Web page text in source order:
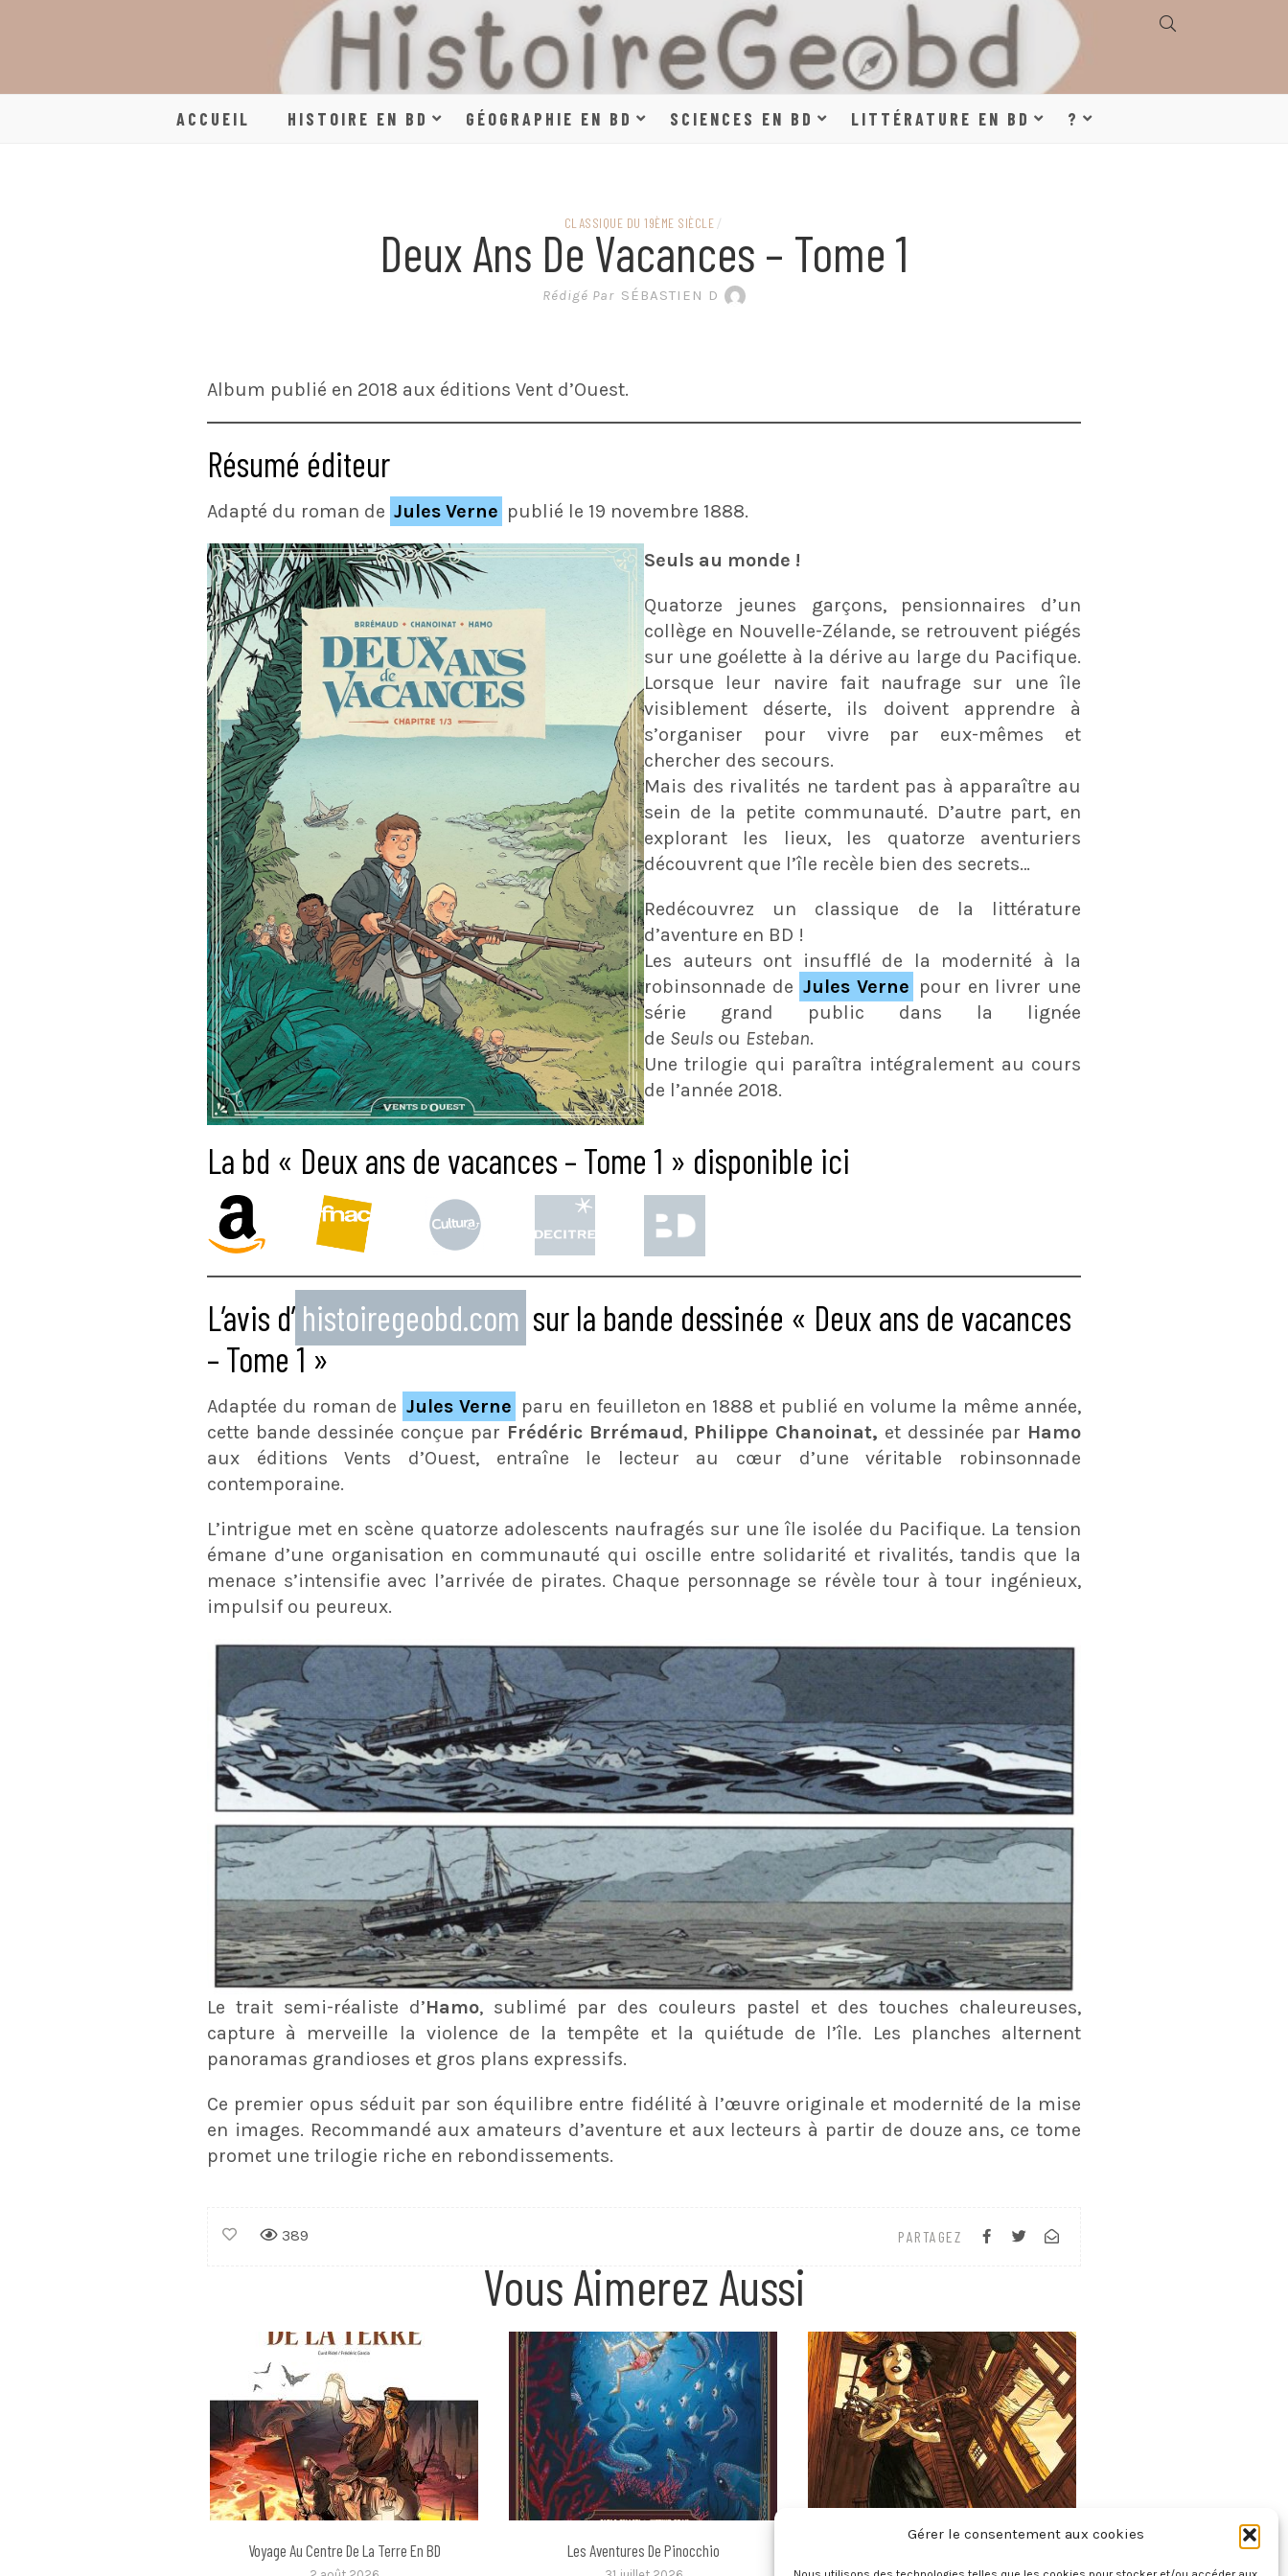
Gérer le consentement aux cookies
HISTOIRE, GÉOGRAPHIE,
SCIENCES, LITTÉRATURE
EN BANDE DESSINÉE
ACCUEIL HISTOIRE EN BD GÉOGRAPHIE EN BD SCIENCES EN BD LITTÉRATURE EN BD ?
CLASSIQUE DU 19ÈME SIÈCLE /
Deux Ans De Vacances – Tome 1
Rédigé Par SÉBASTIEN D
Album publié en 2018 aux éditions Vent d’Ouest.
Résumé éditeur
Adapté du roman de Jules Verne publié le 19 novembre 1888.
Seuls au monde !
Quatorze jeunes garçons, pensionnaires d’un
collège en Nouvelle-Zélande, se retrouvent piégés
sur une goélette à la dérive au large du Pacifique.
Lorsque leur navire fait naufrage sur une île
visiblement déserte, ils doivent apprendre à
s’organiser pour vivre par eux-mêmes et
chercher des secours.
Mais des rivalités ne tardent pas à apparaître au
sein de la petite communauté. D’autre part, en
explorant les lieux, les quatorze aventuriers
découvrent que l’île recèle bien des secrets…
Redécouvrez un classique de la littérature
d’aventure en BD !
Les auteurs ont insufflé de la modernité à la
robinsonnade de Jules Verne pour en livrer une
série grand public dans la lignée
de Seuls ou Esteban.
Une trilogie qui paraîtra intégralement au cours
de l’année 2018.
La bd « Deux ans de vacances – Tome 1 » disponible ici
L’avis d’ histoiregeobd.com sur la bande dessinée « Deux ans de vacances
– Tome 1 »
Adaptée du roman de Jules Verne paru en feuilleton en 1888 et publié en volume la même année,
cette bande dessinée conçue par Frédéric Brrémaud, Philippe Chanoinat, et dessinée par Hamo
aux éditions Vents d’Ouest, entraîne le lecteur au cœur d’une véritable robinsonnade
contemporaine.
L’intrigue met en scène quatorze adolescents naufragés sur une île isolée du Pacifique. La tension
émane d’une organisation en communauté qui oscille entre solidarité et rivalités, tandis que la
menace s’intensifie avec l’arrivée de pirates. Chaque personnage se révèle tour à tour ingénieux,
impulsif ou peureux.
Le trait semi-réaliste d’Hamo, sublimé par des couleurs pastel et des touches chaleureuses,
capture à merveille la violence de la tempête et la quiétude de l’île. Les planches alternent
panoramas grandioses et gros plans expressifs.​
Ce premier opus séduit par son équilibre entre fidélité à l’œuvre originale et modernité de la mise
en images. Recommandé aux amateurs d’aventure et aux lecteurs à partir de douze ans, ce tome
promet une trilogie riche en rebondissements.
PARTAGEZ
389
Vous Aimerez Aussi
Voyage Au Centre De La Terre En BD Les Aventures De Pinocchio